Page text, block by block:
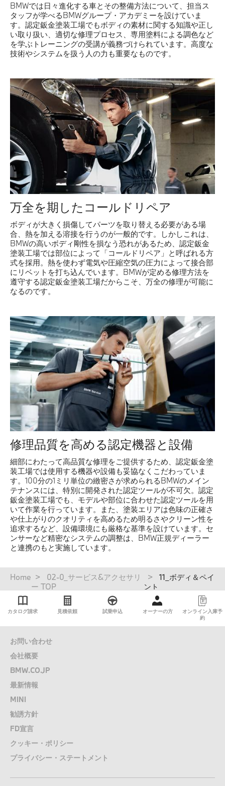
BMWでは日々進化する車とその整備方法について、担当ス
タッフが学べるBMWグループ・アカデミーを設けていま
す。認定鈑金塗装工場でもボディの素材に関する知識や正し
い取り扱い、適切な修理プロセス、専用塗料による調色など
を学ぶトレーニングの受講が義務づけられています。高度な
技術やシステムを扱う人の力も重要なものです。
万全を期したコールドリペア
ボディが大きく損傷してパーツを取り替える必要がある場
合、熱を加える溶接を行うのが一般的です。しかしこれは、
BMWの高いボディ剛性を損なう恐れがあるため、認定鈑金
塗装工場では部位によって「コールドリペア」と呼ばれる方
式を採用。熱を使わず電気や圧縮空気の圧力によって接合部
にリベットを打ち込んでいます。BMWが定める修理方法を
遵守する認定鈑金塗装工場だからこそ、万全の修理が可能に
なるのです。
修理品質を高める認定機器と設備
細部にわたって高品質な修理をご提供するため、認定鈑金塗
装工場では使用する機器や設備も妥協なくこだわっていま
す。100分の1ミリ単位の緻密さが求められるBMWのメイン
テナンスには、特別に開発された認定ツールが不可欠。認定
鈑金塗装工場でも、モデルや部位に合わせた認定ツールを用
いて作業を行っています。また、塗装エリアは色味の正確さ
や仕上がりのクオリティを高めるため明るさやクリーン性を
追求するなど、設備環境にも厳格な基準を設けています。セ
ンサーなど精密なシステムの調整は、BMW正規ディーラー
と連携のもと実施しています。
パ
Home
02-0_サービス&アクセサリ
ー TOP
11_ボディ＆ペイ
ント
カタログ請求 見積依頼 試乗申込 オーナーの方
オンライン入庫予
約
お問い合わせ
会社概要
BMW.CO.JP
最新情報
MINI
勧誘方針
FD宣言
クッキー・ポリシー
プライバシー・ステートメント